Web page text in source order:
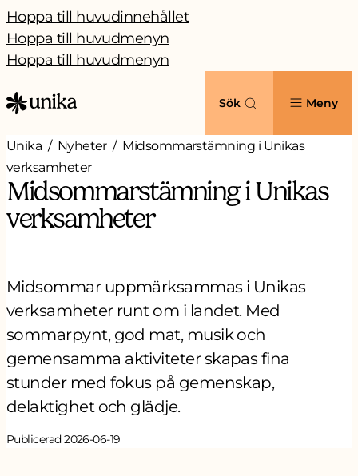
Hoppa till huvudinnehållet
Hoppa till huvudmenyn
Hoppa till huvudmenyn
Sök Meny
Unika Nyheter
Midsommarstämning i Unikas
verksamheter
Midsommarstämning i Unikas
verksamheter
Midsommar uppmärksammas i Unikas
verksamheter runt om i landet. Med
sommarpynt, god mat, musik och
gemensamma aktiviteter skapas fina
stunder med fokus på gemenskap,
delaktighet och glädje.
Publicerad 2026-06-19